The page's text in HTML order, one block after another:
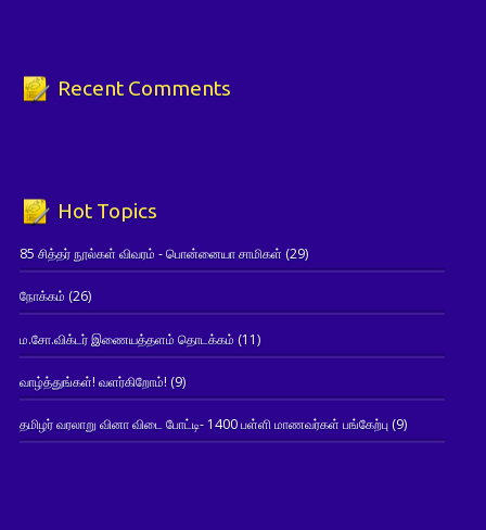
Recent Comments
Hot Topics
85 சித்தர் நூல்கள் விவரம் - பொன்னையா சாமிகள் (29)
நோக்கம் (26)
ம.சோ.விக்டர் இணையத்தளம் தொடக்கம் (11)
வாழ்த்துங்கள்! வளர்கிறோம்! (9)
தமிழர் வரலாறு வினா விடை போட்டி- 1400 பள்ளி மாணவர்கள் பங்கேற்பு(9)